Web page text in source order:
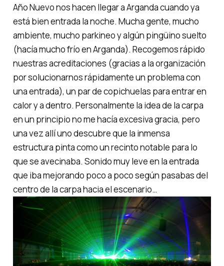
Año Nuevo nos hacen llegar a Arganda cuando ya
está bien entrada la noche. Mucha gente, mucho
ambiente, mucho parkineoy algún pingüino suelto
(hacía mucho frío en Arganda). Recogemos rápido
nuestras acreditaciones (gracias a la organización
por solucionarnos rápidamente un problema con
una entrada), un par decopichuelas para entrar en
calor y a dentro. Personalmente la idea de la carpa
en un principio no me hacía excesiva gracia, pero
una vez allí uno descubre que la inmensa
estructura pinta como un recinto notable para lo
que se avecinaba. Sonido muy leve en la entrada
que iba mejorando poco a poco según pasabas del
centro de la carpa hacia el escenario…